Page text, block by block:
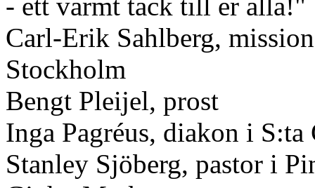
Carl-Erik Sahlberg,
Stockholm
Bengt Pleijel, prost
Inga Pagréus, diakon i
Stanley Sjöberg, pastor i